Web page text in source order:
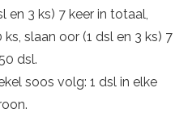
en 3 ks) 7 keer in totaal,
slaan oor (1 dsl en 3 ks) 7
dsl.
soos volg: 1 dsl in elke